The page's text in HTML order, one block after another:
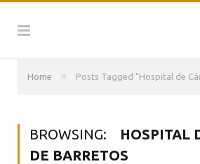
Home » Posts Tagged "Hospital de
BROWSING:
HOSPITAL
DE BARRETOS